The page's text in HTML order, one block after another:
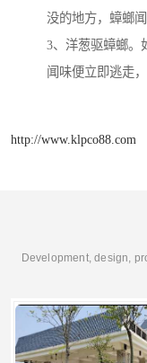
没的地方，蟑螂
3、洋葱驱蟑螂。
闻味便立即逃走
http://www.klpco88.com
Development, design,